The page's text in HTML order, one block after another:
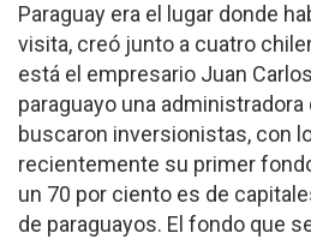
Paraguay era el lugar donde
visita, creó junto a cuatro
está el empresario Juan
paraguayo una
buscaron inversionistas, con
recientemente su primer
un 70 por ciento es de
de paraguayos. El fondo que